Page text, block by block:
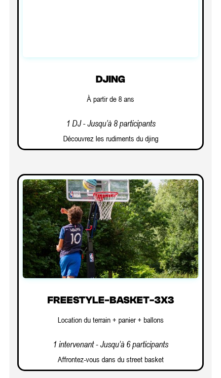
DJING
À partir de 8 ans
1 DJ - Jusqu’à 8 participants
Découvrez les rudiments du djing
FREESTYLE-BASKET-3X3
Location du terrain + panier + ballons
1 intervenant - Jusqu’à 6 participants
Affrontez-vous dans du street basket